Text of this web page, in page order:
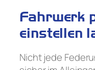
Fahrwerk
einstellen
Nicht jede